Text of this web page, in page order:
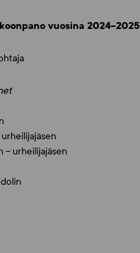
vuosina 2024–2025
– urheilijajäsen